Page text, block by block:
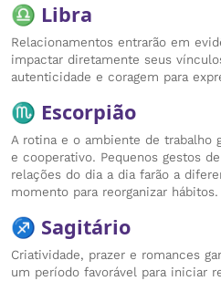
♎ Libra
Relacionamentos entrarão em
impactar diretamente seus
autenticidade e coragem para
♏ Escorpião
A rotina e o ambiente de trabalho
e cooperativo. Pequenos gestos
relações do dia a dia farão a
momento para reorganizar hábitos.
♐ Sagitário
Criatividade, prazer e romances
um período favorável para iniciar